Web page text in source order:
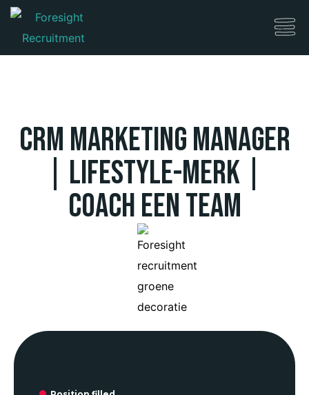
CRM Marketing Manager
| Lifestyle-Merk |
Coach een team